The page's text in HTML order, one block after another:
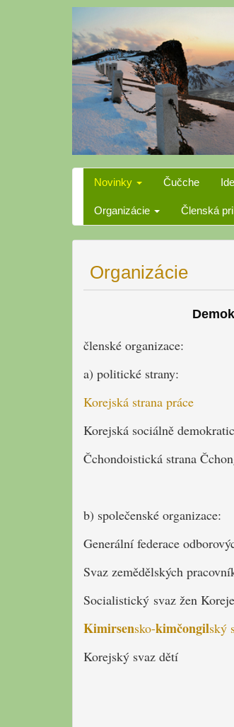
Novinky Čučche
Organizácie Členská
Organizácie
členské organizace:
a) politické strany:
Korejská strana práce
Korejská sociálně
Čchondoistická strana
b) společenské organizace:
Generální federace
Svaz zemědělských
Socialistický svaz žen Koreje
Kimirsensko-kimčongilský
Korejský svaz dětí